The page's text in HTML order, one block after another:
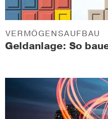
Geldanlage: So
VERMÖGENSAUFBAU